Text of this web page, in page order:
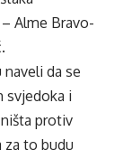
Alme Bravo-
naveli da se
svjedoka i
protiv
za to budu